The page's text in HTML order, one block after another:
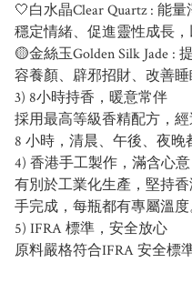
🤍白水晶Clear Quartz : 能
穩定情緒、促進靈性成長
🟡金絲玉Golden Silk Jade :
容養顏、辟邪招財、改善睡
3) 8小時持香，暖意常伴
採用最高等級香精配方，
8 小時，清晨、午後、夜晚
4) 香港手工製作，滿含心意
有別於工業化生產，堅持
手完成，每瓶都有專屬溫度
5) IFRA 標準，安全放心
原料嚴格符合IFRA 安全標